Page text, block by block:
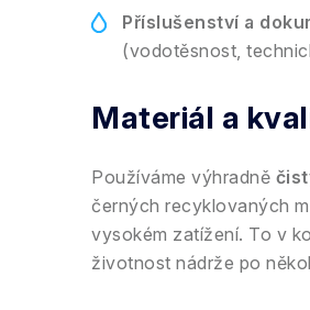
Příslušenství a
(vodotěsnost,
Materiál a
Používáme výhradně
černých recyklovaných
vysokém zatížení. To v
životnost nádrže po